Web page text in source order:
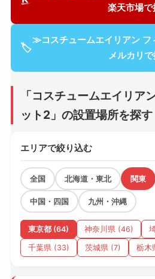
楽天市場で
🏷
≫コスチュームエイリアン フ
メルカリ
「コスチュームエイリア
ット2」の設置場所を探す
エリアで絞り込む
全国 北海道・東北 関東
中国・四国 九州・沖縄
東京都 (64) 神奈川県 (46)
千葉県 (33) 茨城県 (7)